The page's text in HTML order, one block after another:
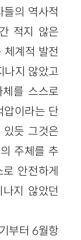
들의 역사적
적지 않은
계적 발전
나지 않았고
를 스스로
압이라는 단
듯 그것은
주체를 추
안전하게
지 않았던
부터 6월항